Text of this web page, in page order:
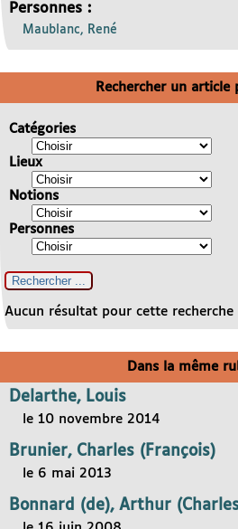
Personnes :
Maublanc, René
Rechercher un article
Catégories
Lieux
Notions
Personnes
Aucun résultat pour cette recherche
Dans la même
Delarthe, Louis
le 10 novembre 2014
Brunier, Charles (François)
le 6 mai 2013
Bonnard (de), Arthur